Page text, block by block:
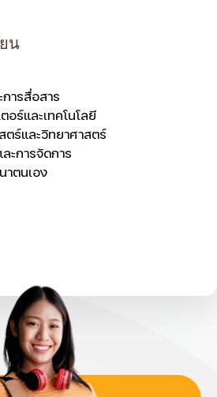
น
การสื่อสาร
อร์และเทคโนโลยี
ร์และวิทยาศาสตร์
ะการจัดการ
ตนเอง